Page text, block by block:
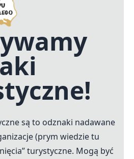
są to odznaki nadawane
(prym wiedzie tu
turystyczne. Mogą być